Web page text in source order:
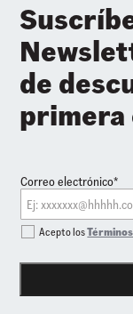
de
primera
Correo electrónico*
Acepto los